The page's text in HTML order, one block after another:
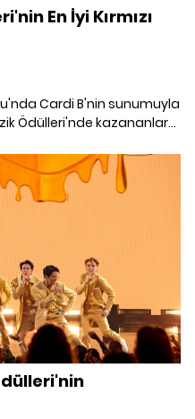
En İyi Kırmızı
Cardi B'nin sunumuyla
Ödülleri'nde kazananlar
tasarımı
David Koma imzalı tüy
kadar 2021 Amerikan